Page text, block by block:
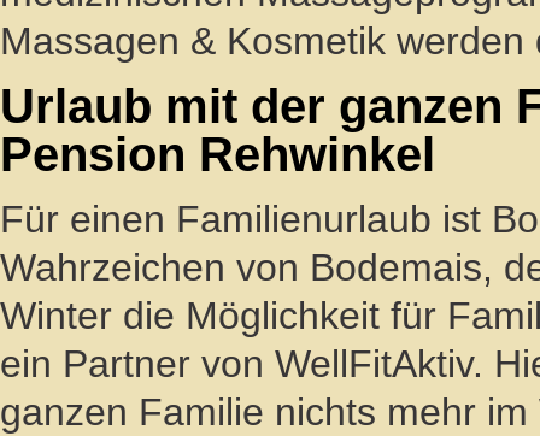
Massagen & Kosmetik
Urlaub mit der ganzen
Pension Rehwinkel
Für einen Familienurlaub ist
Wahrzeichen von Bodemais,
Winter die Möglichkeit für
ein Partner von WellFitAktiv.
ganzen Familie nichts mehr im